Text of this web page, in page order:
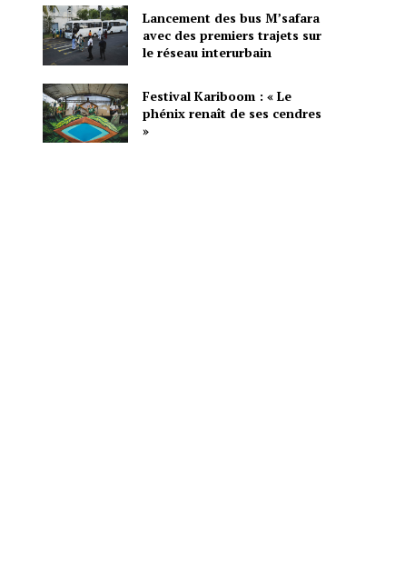
Lancement des bus M’safara
avec des premiers trajets sur
le réseau interurbain
Festival Kariboom : « Le
phénix renaît de ses cendres
»